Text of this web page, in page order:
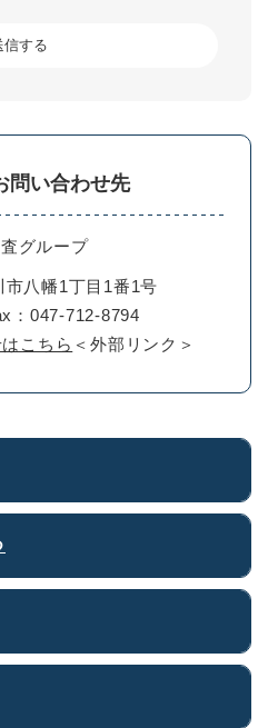
問い合わせ先
グループ
市八幡1丁目1番1号
：047-712-8794
こちら ＜外部リンク＞